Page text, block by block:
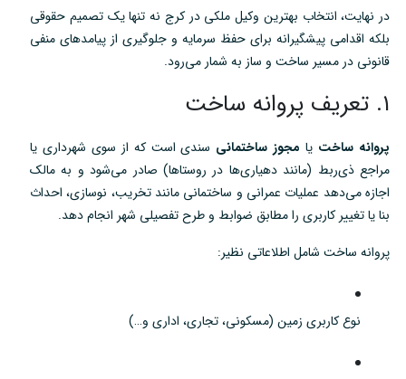
در نهایت، انتخاب بهترین وکیل ملکی در کرج نه تنها یک تصمیم حقوقی
بلکه اقدامی پیشگیرانه برای حفظ سرمایه و جلوگیری از پیامدهای منفی
قانونی در مسیر ساخت و ساز به شمار می‌رود.
۱. تعریف پروانه ساخت
پروانه ساخت یا مجوز ساختمانی سندی است که از سوی شهرداری یا
مراجع ذی‌ربط (مانند دهیاری‌ها در روستاها) صادر می‌شود و به مالک
اجازه می‌دهد عملیات عمرانی و ساختمانی مانند تخریب، نوسازی، احداث
بنا یا تغییر کاربری را مطابق ضوابط و طرح تفصیلی شهر انجام دهد.
پروانه ساخت شامل اطلاعاتی نظیر:
نوع کاربری زمین (مسکونی، تجاری، اداری و…)